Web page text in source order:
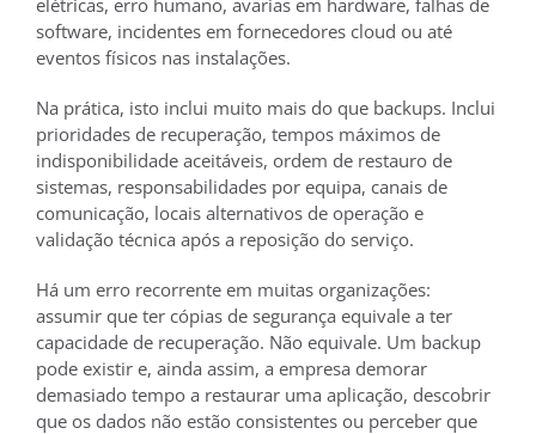
elétricas, erro humano, avarias em hardware, falhas de
software, incidentes em fornecedores cloud ou até
eventos físicos nas instalações.
Na prática, isto inclui muito mais do que backups. Inclui
prioridades de recuperação, tempos máximos de
indisponibilidade aceitáveis, ordem de restauro de
sistemas, responsabilidades por equipa, canais de
comunicação, locais alternativos de operação e
validação técnica após a reposição do serviço.
Há um erro recorrente em muitas organizações:
assumir que ter cópias de segurança equivale a ter
capacidade de recuperação. Não equivale. Um backup
pode existir e, ainda assim, a empresa demorar
demasiado tempo a restaurar uma aplicação, descobrir
que os dados não estão consistentes ou perceber que